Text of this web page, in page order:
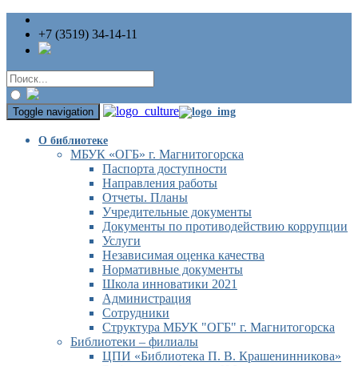
+7 (3519) 34-14-11
Toggle navigation
О библиотеке
МБУК «ОГБ» г. Магнитогорска
Паспорта доступности
Направления работы
Отчеты. Планы
Учредительные документы
Документы по противодействию коррупции
Услуги
Независимая оценка качества
Нормативные документы
Школа инноватики 2021
Администрация
Сотрудники
Структура МБУК "ОГБ" г. Магнитогорска
Библиотеки – филиалы
ЦПИ «Библиотека П. В. Крашенинникова»